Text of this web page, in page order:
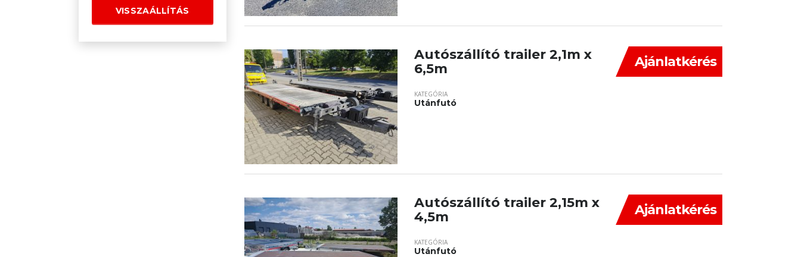
VISSZAÁLLÍTÁS
Ajánlatkérés
Autószállító trailer 2,1m x
6,5m
KATEGÓRIA
Utánfutó
Ajánlatkérés
Autószállító trailer 2,15m x
4,5m
KATEGÓRIA
Utánfutó